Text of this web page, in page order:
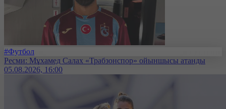
#Футбол
Ресми: Мұхамед Салах «Трабзонспор» ойыншысы атанды
05.08.2026, 16:00